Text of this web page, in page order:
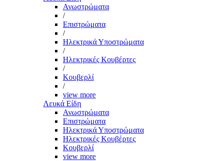
Ανωστρώματα
/
Επιστρώματα
/
Ηλεκτρικά Υποστρώματα
/
Ηλεκτρικές Κουβέρτες
/
Κουβερλί
/
view more
Λευκά Είδη
Ανωστρώματα
Επιστρώματα
Ηλεκτρικά Υποστρώματα
Ηλεκτρικές Κουβέρτες
Κουβερλί
view more